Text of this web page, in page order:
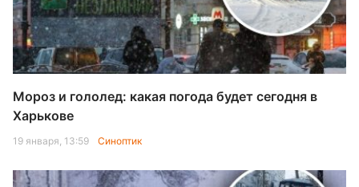
Мороз и гололед: какая погода будет сегодня в
Харькове
19 января, 13:59 Синоптик